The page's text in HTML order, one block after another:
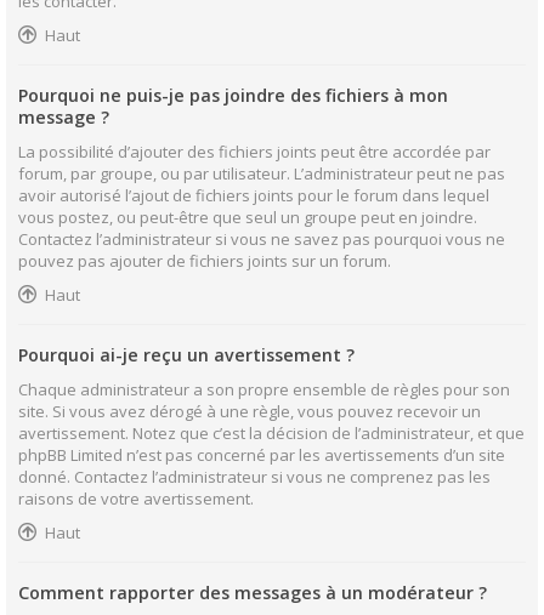
Haut
Pourquoi ne puis-je pas joindre des fichiers à mon
message ?
La possibilité d’ajouter des fichiers joints peut être accordée par
forum, par groupe, ou par utilisateur. L’administrateur peut ne pas
avoir autorisé l’ajout de fichiers joints pour le forum dans lequel
vous postez, ou peut-être que seul un groupe peut en joindre.
Contactez l’administrateur si vous ne savez pas pourquoi vous ne
pouvez pas ajouter de fichiers joints sur un forum.
Haut
Pourquoi ai-je reçu un avertissement ?
Chaque administrateur a son propre ensemble de règles pour son
site. Si vous avez dérogé à une règle, vous pouvez recevoir un
avertissement. Notez que c’est la décision de l’administrateur, et que
phpBB Limited n’est pas concerné par les avertissements d’un site
donné. Contactez l’administrateur si vous ne comprenez pas les
raisons de votre avertissement.
Haut
Comment rapporter des messages à un modérateur ?